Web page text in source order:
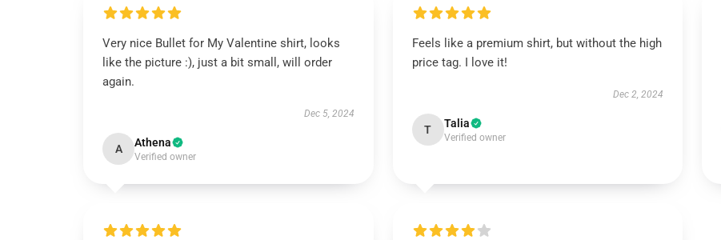
Very nice Bullet for My Valentine shirt, looks
like the picture :), just a bit small, will order
again.
Dec 5, 2024
A Athena
Verified owner
Feels like a premium shirt, but without the high
price tag. I love it!
Dec 2, 2024
T Talia
Verified owner